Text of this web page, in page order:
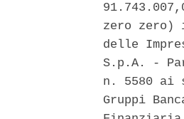
zero
delle
S.p.A. -
n. 5580 ai
Gruppi